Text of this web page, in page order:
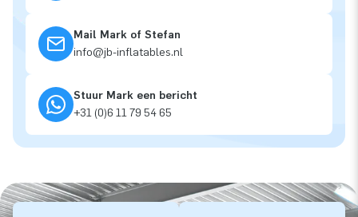
Mail Mark of Stefan
info@jb-inflatables.nl
Stuur Mark een bericht
+31 (0)6 11 79 54 65